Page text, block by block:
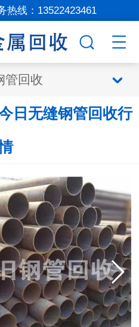
热线： 13522423461
管回收
日无缝钢管回收行